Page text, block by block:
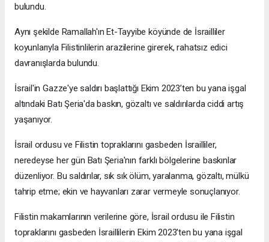
bulundu.
Aynı şekilde Ramallah'ın Et-Tayyibe köyünde de İsrailliler
koyunlarıyla Filistinlilerin arazilerine girerek, rahatsız edici
davranışlarda bulundu.
İsrail'in Gazze'ye saldırı başlattığı Ekim 2023’ten bu yana işgal
altındaki Batı Şeria'da baskın, gözaltı ve saldırılarda ciddi artış
yaşanıyor.
İsrail ordusu ve Filistin topraklarını gasbeden İsrailliler,
neredeyse her gün Batı Şeria'nın farklı bölgelerine baskınlar
düzenliyor. Bu saldırılar, sık sık ölüm, yaralanma, gözaltı, mülkü
tahrip etme; ekin ve hayvanları zarar vermeyle sonuçlanıyor.
Filistin makamlarının verilerine göre, İsrail ordusu ile Filistin
topraklarını gasbeden İsraillilerin Ekim 2023'ten bu yana işgal